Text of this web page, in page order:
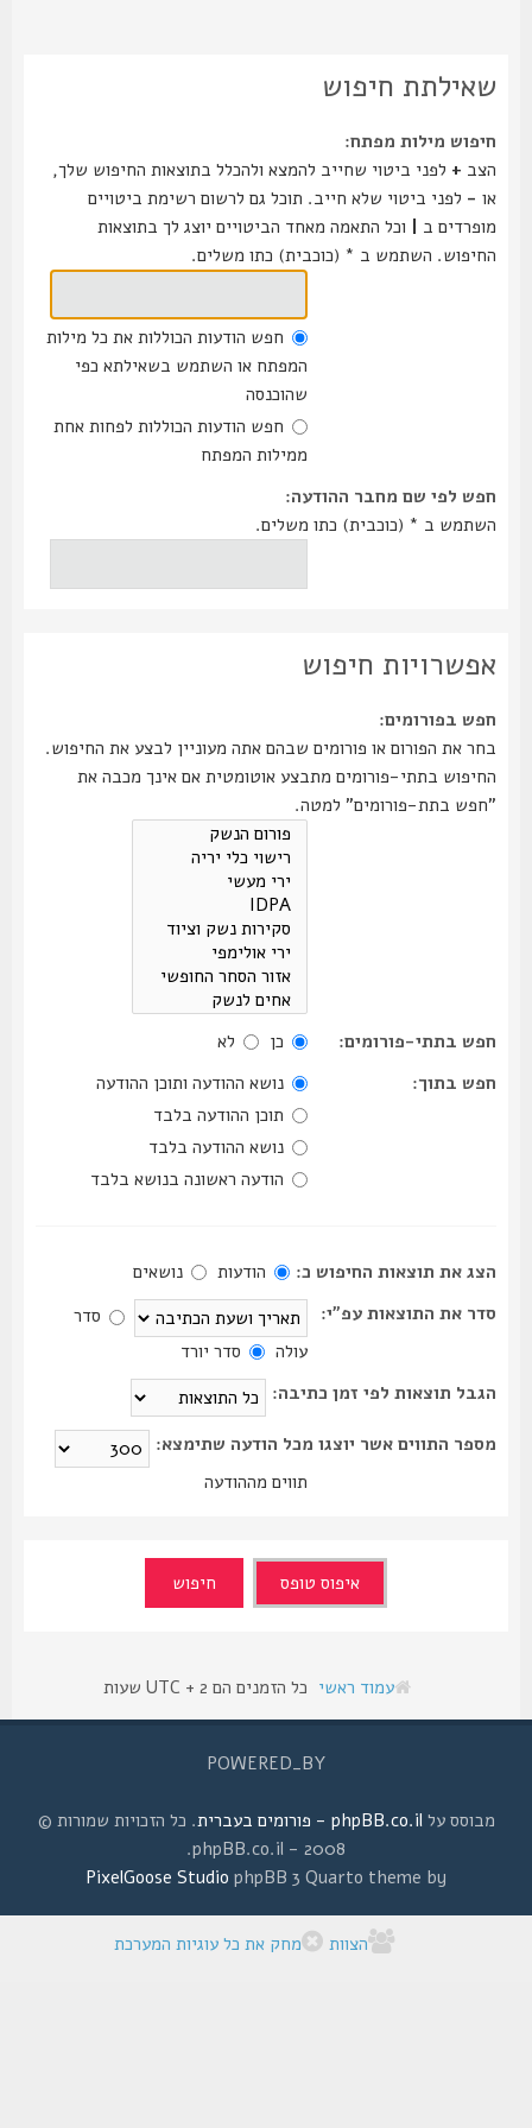
שאילתת חיפוש
חיפוש מילות מפתח:
+לפני ביטוי שחייב להמצא ולהכלל בתוצאות החיפוש שלך,
לפני ביטוי שלא חייב. תוכל גם לרשום רשימת ביטויים
מופרדים ב|וכל התאמה מאחד הביטויים יוצג לך בתוצאות
החיפוש. השתמש ב * (כוכבית) כתו משלים.
חפש הודעות הכוללות את כל מילות
המפתח או השתמש בשאילתא כפי
שהוכנסה
חפש הודעות הכוללות לפחות אחת
ממילות המפתח
חפש לפי שם מחבר ההודעה:
השתמש ב * (כוכבית) כתו משלים.
אפשרויות חיפוש
חפש בפורומים:
בחר את הפורום או פורומים שבהם אתה מעוניין לבצע את החיפוש.
החיפוש בתתי-פורומים מתבצע אוטומטית אם אינך מכבה את
"חפש בתת-פורומים" למטה.
חפש בתתי-פורומים: כן
לא
חפש בתוך:
נושא ההודעה ותוכן ההודעה
תוכן ההודעה בלבד
נושא ההודעה בלבד
הודעה ראשונה בנושא בלבד
הצג את תוצאות החיפוש כ: הודעות
נושאים
סדר את התוצאות עפ"י:
סדר
סדר יורד
הגבל תוצאות לפי זמן כתיבה:
מספר התווים אשר יוצגו מכל הודעה שתימצא:
תווים מההודעה
עמוד ראשי כל הזמנים הם UTC + 2 שעות
POWERED_BY
מבוסס עלphpBB.co.il - פורומים בעברית
. כל הזכויות שמורות ©
2008 - phpBB.co.il.
phpBB 3 Quarto theme by
PixelGoose Studio
הצוות מחק את כל עוגיות המערכת